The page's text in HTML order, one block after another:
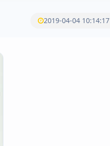
2019-04-04 10:14:17